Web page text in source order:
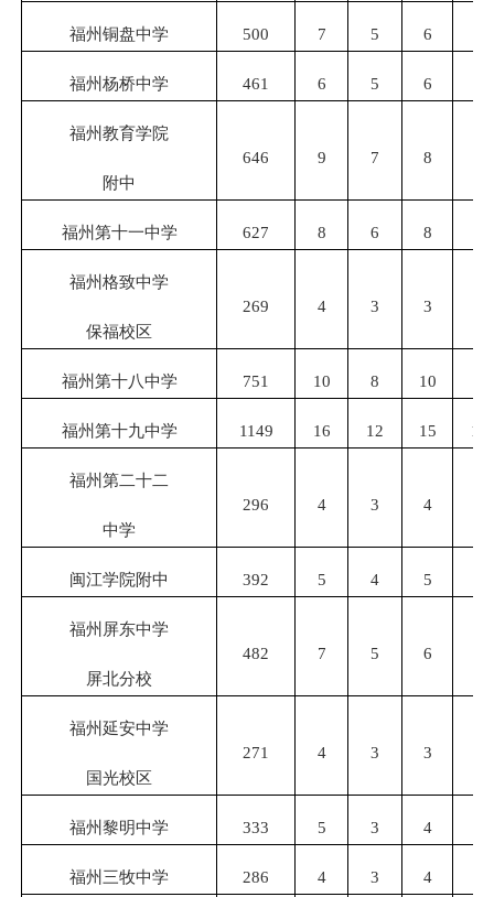
福州铜盘中学 500 7 5 6
福州杨桥中学 461 6 5 6
福州教育学院
附中
646 9 7 8
福州第十一中学 627 8 6 8
福州格致中学
保福校区
269 4 3 3
福州第十八中学 751 10 8 10
福州第十九中学 1149 16 12 15 12
福州第二十二
中学
296 4 3 4
闽江学院附中 392 5 4 5
福州屏东中学
屏北分校
482 7 5 6
福州延安中学
国光校区
271 4 3 3
福州黎明中学 333 5 3 4
福州三牧中学 286 4 3 4